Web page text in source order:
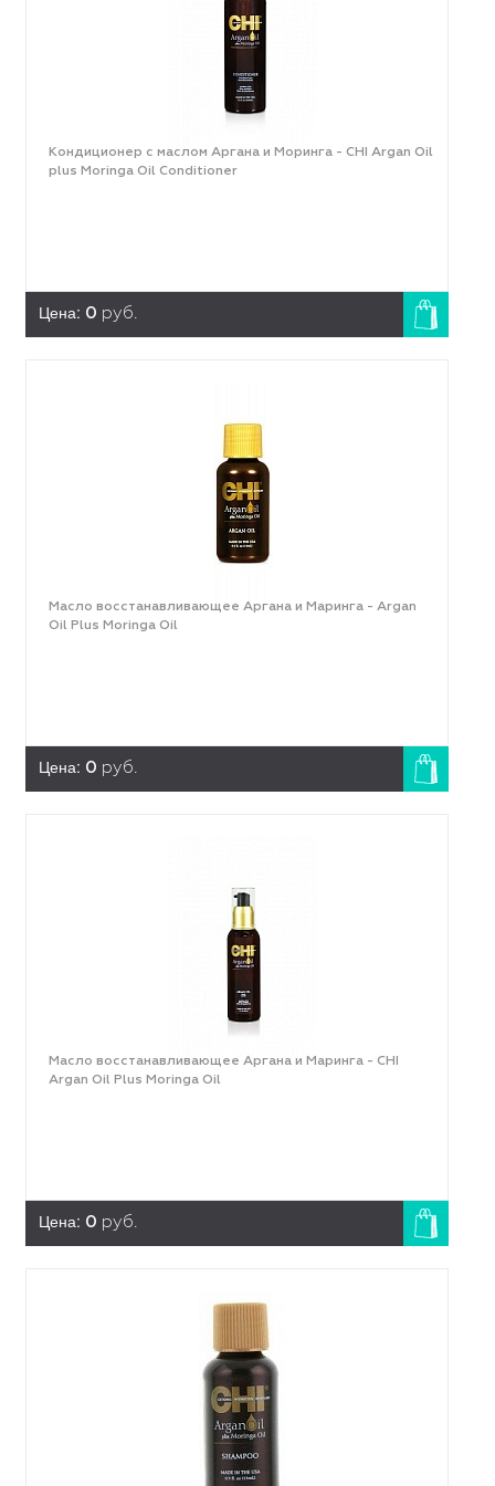
Кондиционер с маслом Аргана и Моринга - CHI Argan Oil
plus Moringa Oil Conditioner
Цена: 0 руб.
Масло восстанавливающее Аргана и Маринга - Argan
Oil Plus Moringa Oil
Цена: 0 руб.
Масло восстанавливающее Аргана и Маринга - CHI
Argan Oil Plus Moringa Oil
Цена: 0 руб.